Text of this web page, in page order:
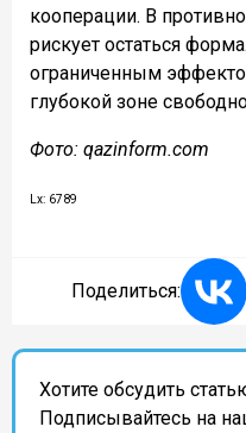
кооперации. В
рискует остаться
ограниченным
глубокой зоне
Фото: qazinform.com
Lx: 6789
Поделиться:
Хотите обсудить
Подписывайтесь на